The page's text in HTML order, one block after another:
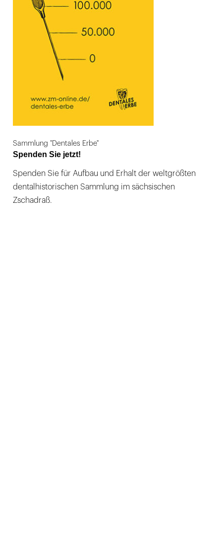
Sammlung "Dentales Erbe"
Spenden Sie jetzt!
Spenden Sie für Aufbau und Erhalt der weltgrößten
dentalhistorischen Sammlung im sächsischen
Zschadraß.